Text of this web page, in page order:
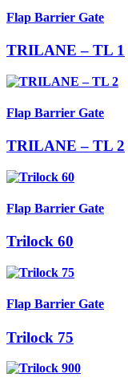
Flap Barrier Gate
TRILANE – TL 1
Flap Barrier Gate
TRILANE – TL 2
Flap Barrier Gate
Trilock 60
Flap Barrier Gate
Trilock 75